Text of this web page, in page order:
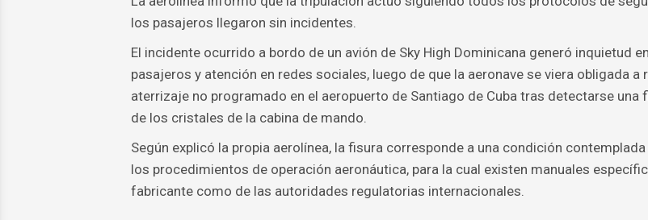
los pasajeros llegaron sin incidentes.
El incidente ocurrido a bordo de un avión de Sky High Dominicana generó inquietud
pasajeros y atención en redes sociales, luego de que la aeronave se viera obligada a
aterrizaje no programado en el aeropuerto de Santiago de Cuba tras detectarse una
de los cristales de la cabina de mando.
Según explicó la propia aerolínea, la fisura corresponde a una condición
los procedimientos de operación aeronáutica, para la cual existen manuales
fabricante como de las autoridades regulatorias internacionales.